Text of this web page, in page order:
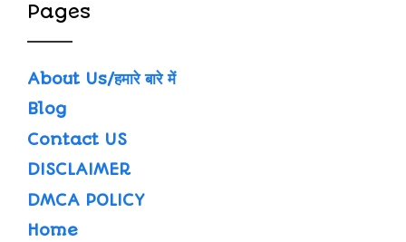
Pages
About Us/हमारे बारे में
Blog
Contact US
DISCLAIMER
DMCA POLICY
Home